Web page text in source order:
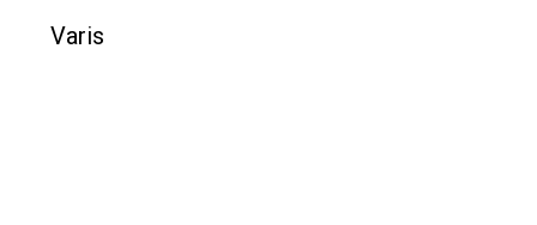
Varis